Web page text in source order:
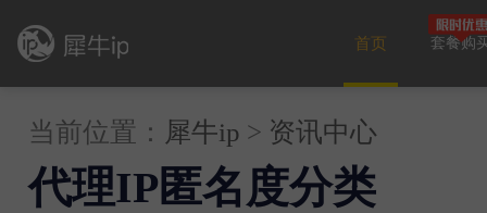
首页 套餐购
当前位置： 犀牛ip > 资讯中心
代理IP匿名度分类